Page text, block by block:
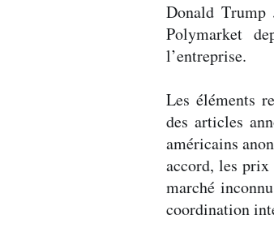
Donald
Polymarket
l’entreprise.
Les éléments
des articles
américains
accord, les prix
marché
coordination